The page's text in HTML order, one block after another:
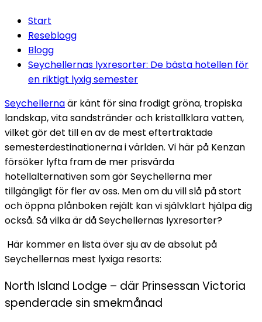
Start
Reseblogg
Blogg
Seychellernas lyxresorter: De bästa hotellen för
en riktigt lyxig semester
Seychellernaär känt för sina frodigt gröna, tropiska
landskap, vita sandstränder och kristallklara vatten,
vilket gör det till en av de mest eftertraktade
semesterdestinationerna i världen. Vi här på Kenzan
försöker lyfta fram de mer prisvärda
hotellalternativen som gör Seychellerna mer
tillgängligt för fler av oss. Men om du vill slå på stort
och öppna plånboken rejält kan vi självklart hjälpa dig
också. Så vilka är då Seychellernas lyxresorter?
Här kommer en lista över sju av de absolut på
Seychellernas mest lyxiga resorts:
North Island Lodge – där Prinsessan Victoria
spenderade sin smekmånad